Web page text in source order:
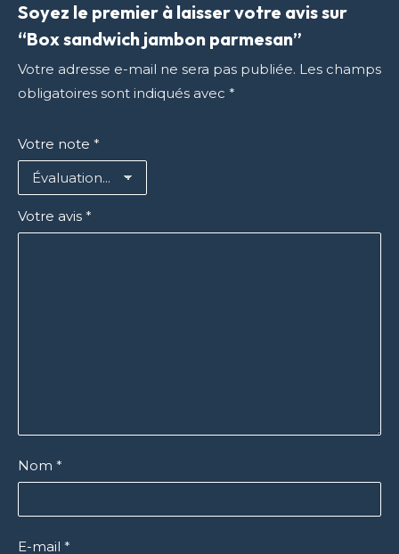
Soyez le premier à laisser votre avis sur
“Box sandwich jambon parmesan”
Votre adresse e-mail ne sera pas publiée. Les champs
obligatoires sont indiqués avec *
Votre note *
Votre avis *
Nom *
E-mail *